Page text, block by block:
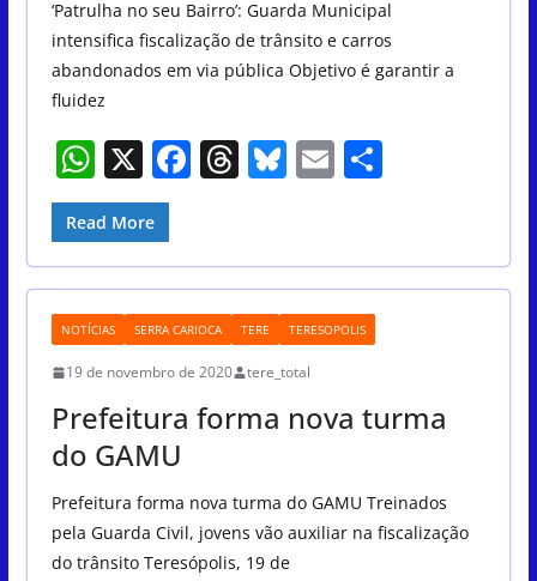
‘Patrulha no seu Bairro’: Guarda Municipal
intensifica fiscalização de trânsito e carros
abandonados em via pública Objetivo é garantir a
fluidez
W
h
at
s
A
p
p
X F
e
b
o
o
k
T
a
d
s
Bl
sk
y
E
l
S
e
Read More
NOTÍCIAS SERRA CARIOCA TERE TERESOPOLIS
19 de novembro de 2020 tere_total
Prefeitura forma nova turma
do GAMU
Prefeitura forma nova turma do GAMU Treinados
pela Guarda Civil, jovens vão auxiliar na fiscalização
do trânsito Teresópolis, 19 de